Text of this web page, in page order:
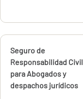
Calcúlalo ahora
Seguro de
Responsabilidad Civil
para Abogados y
despachos jurídicos